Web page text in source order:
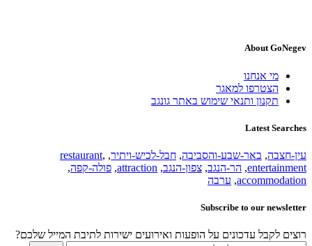
About GoNegev
מי אנחנו
הצטרפו למאגר
תקנון ותנאי שימוש באתר גונגב
Latest Searches
עין-חצבה, באר-שבע-והסביבה, חבל-לכיש-ויתיר,
restaurant,
entertainment
, הר-הנגב, צפון-הנגב,
attraction
, פולה-קפה,
accommodation
, ערבה
Subscribe to our newsletter
רוצים לקבל עדכונים על הופעות ואירועים ישירות לתיבת המייל שלכם?